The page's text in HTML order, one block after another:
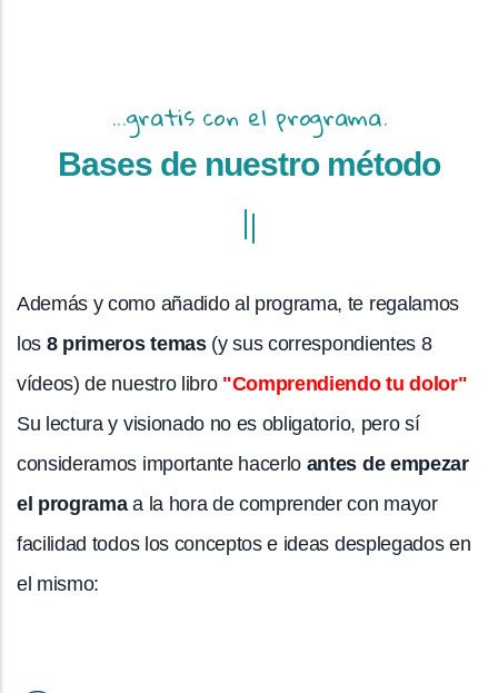
...gratis con el programa.
Bases de nuestro método
Además y como añadido al programa, te regalamos
los 8 primeros temas(y sus correspondientes 8
vídeos) de nuestro libro "Comprendiendo tu dolor"
Su lectura y visionado no es obligatorio, pero sí
consideramos importante hacerlo antes de empezar
el programaa la hora de comprender con mayor
facilidad todos los conceptos e ideas desplegados en
el mismo: